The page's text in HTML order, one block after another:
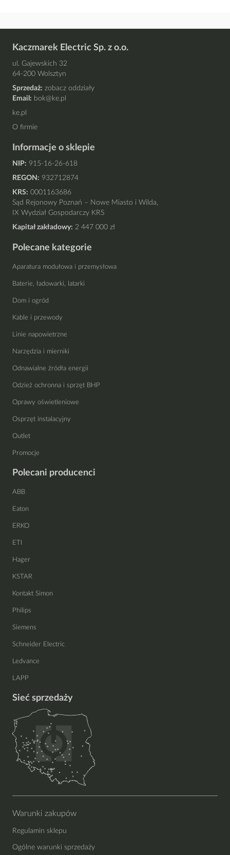
Kaczmarek Electric Sp. z o.o.
ul. Gajewskich 32
64-200 Wolsztyn
Sprzedaż: zobacz oddziały
Email: bok@ke.pl
ke.pl
O firmie
Informacje o sklepie
NIP: 915-16-26-618
REGON: 932712874
KRS: 0001163686
Sąd Rejonowy Poznań – Nowe Miasto i Wilda,
IX Wydział Gospodarczy KRS
Kapitał zakładowy: 2 447 000 zł
Polecane kategorie
Aparatura modułowa i przemysłowa
Baterie, ładowarki, latarki
Dom i ogród
Kable i przewody
Linie napowietrzne
Narzędzia i mierniki
Odnawialne źródła energii
Odzież ochronna i sprzęt BHP
Oprawy oświetleniowe
Osprzęt instalacyjny
Outlet
Promocje
Polecani producenci
ABB
Eaton
ERKO
ETI
Hager
KSTAR
Kontakt Simon
Philips
Siemens
Schneider Electric
Ledvance
LAPP
Sieć sprzedaży
Warunki zakupów
Regulamin sklepu
Ogólne warunki sprzedaży